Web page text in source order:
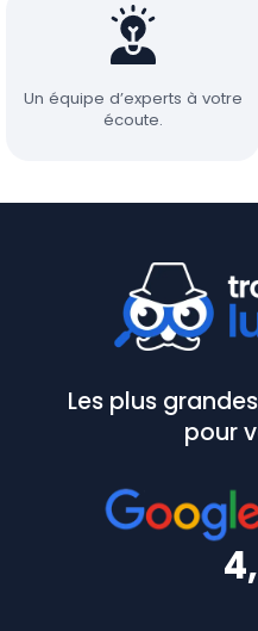
Un équipe d’experts à votre
écoute.
Les plus
pour